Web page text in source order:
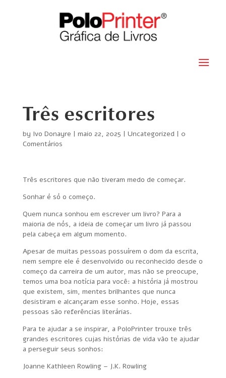
Três escritores
by Ivo Donayre | maio 22, 2025 | Uncategorized | 0
Comentários
Três escritores que não tiveram medo de começar.
Sonhar é só o começo.
Quem nunca sonhou em escrever um livro? Para a
maioria de nós, a ideia de começar um livro já passou
pela cabeça em algum momento.
Apesar de muitas pessoas possuírem o dom da escrita,
nem sempre ele é desenvolvido ou reconhecido desde o
começo da carreira de um autor, mas não se preocupe,
temos uma boa notícia para você: a história já mostrou
que existem, sim, mentes brilhantes que nunca
desistiram e alcançaram esse sonho. Hoje, essas
pessoas são referências literárias.
Para te ajudar a se inspirar, a PoloPrinter trouxe três
grandes escritores cujas histórias de vida vão te ajudar
a perseguir seus sonhos:
Joanne Kathleen Rowling – J.K. Rowling